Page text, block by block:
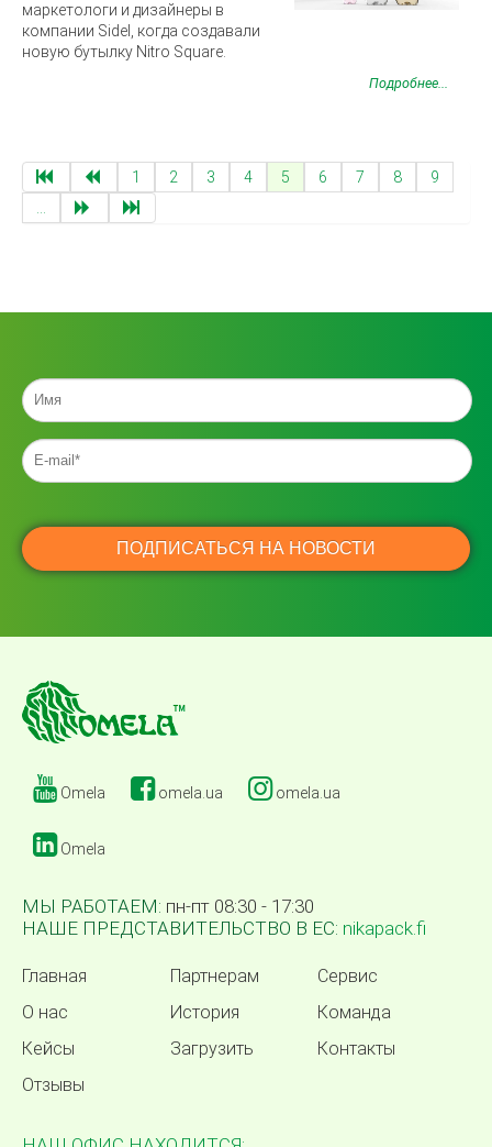
маркетологи и дизайнеры в
компании Sidel, когда создавали
новую бутылку Nitro Square.
Подробнее...
1 2 3 4 5 6 7 8
9
Omela omela.ua omela.ua
Omela
МЫ РАБОТАЕМ: пн-пт 08:30 - 17:30
НАШЕ ПРЕДСТАВИТЕЛЬСТВО В ЕС: nikapack.fi
Главная Партнерам
Сервис
О нас
История
Команда
Кейсы
Загрузить
Контакты
Отзывы